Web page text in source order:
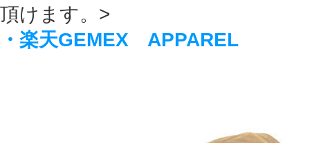
頂けます。>
・楽天GEMEX APPAREL